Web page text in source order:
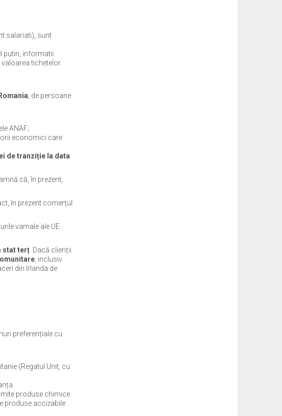
salariati), sunt
putin, informatii
tichetelor
, de persoane
ANAF;
economici care
de tranziție la data
că, în prezent,
în prezent comerțul
vamale ale UE
stat terț. Dacă clienții
, inclusiv
din Irlanda de
preferențiale cu
(Regatul Unit, cu
produse chimice
produse accizabile